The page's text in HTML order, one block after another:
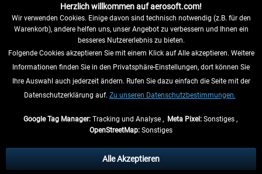
VERTRAG WIDERRUFEN
INFORMATIONEN
anders beschrieben.
** Gilt für Lieferungen innerhalb Deutschlands, Lieferzeiten für andere Länder
Herzlich willkommen auf aerosoft.com!
Wir verwenden Cookies. Einige davon sind technisch notwendig (z.B. für den
Warenkorb), andere helfen uns, unser Angebot zu verbessern und Ihnen ein
besseres Nutzererlebnis zu bieten.
Folgende Cookies akzeptieren Sie mit einem Klick auf Alle akzeptieren. Weitere
Informationen finden Sie in den Privatsphäre-Einstellungen, dort können Sie
Ihre Auswahl auch jederzeit ändern. Rufen Sie dazu einfach die Seite mit der
Datenschutzerklärung auf. Zu unseren Datenschutzbestimmungen.
Google Tag Manager:Tracking und Analyse , Meta Pixel:Sonstiges ,
OpenStreetMap: Sonstiges
Alle Akzeptieren